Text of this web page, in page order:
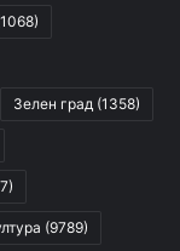
Зелен град (1358)
(9789)